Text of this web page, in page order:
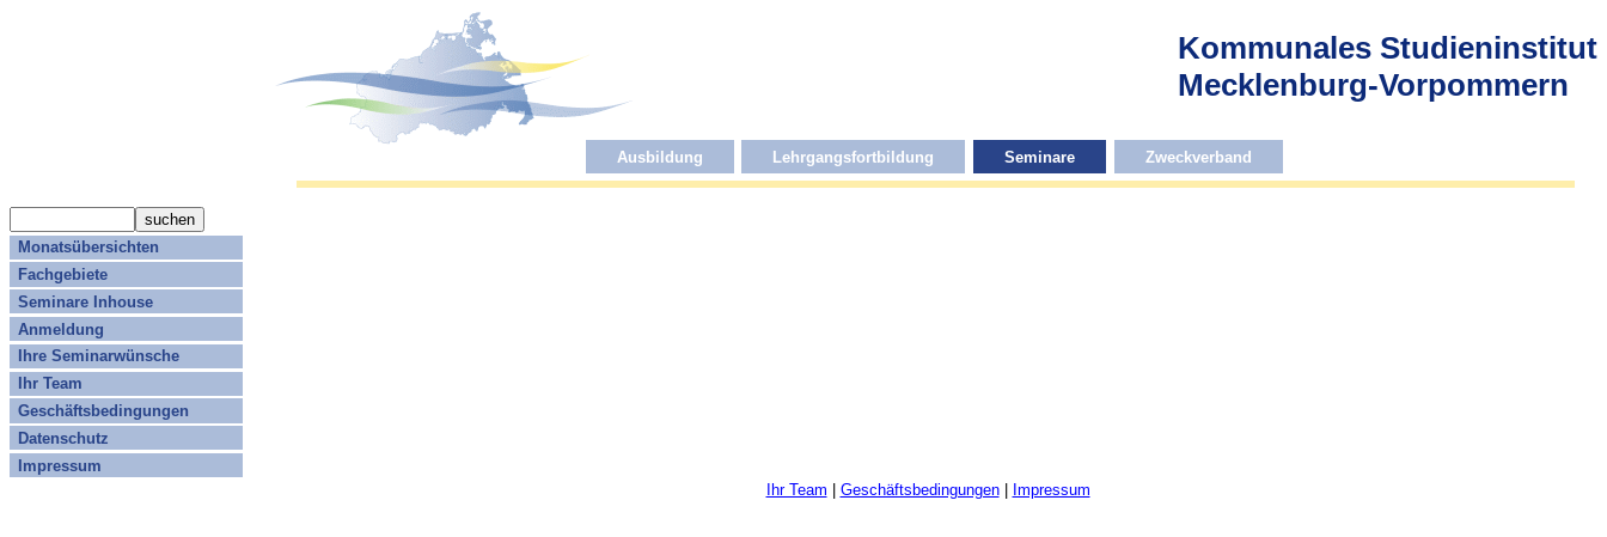
Kommunales Studieninstitut
Mecklenburg-Vorpommern
Ausbildung Lehrgangsfortbildung Seminare Zweckverband
Monatsübersichten
Fachgebiete
Seminare Inhouse
Anmeldung
Ihre Seminarwünsche
Ihr Team
Geschäftsbedingungen
Datenschutz
Impressum
Ihr Team | Geschäftsbedingungen| Impressum